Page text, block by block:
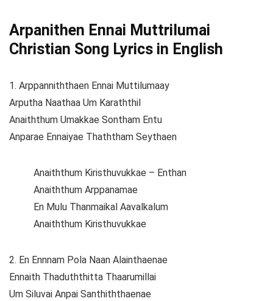
Arpanithen Ennai Muttrilumai
Christian Song Lyrics in English
1. Arppanniththaen Ennai Muttilumaay
Arputha Naathaa Um Karaththil
Anaiththum Umakkae Sontham Entu
Anparae Ennaiyae Thaththam Seythaen
Anaiththum Kiristhuvukkae – Enthan
Anaiththum Arppanamae
En Mulu Thanmaikal Aavalkalum
Anaiththum Kiristhuvukkae
2. En Ennnam Pola Naan Alainthaenae
Ennaith Thaduththitta Thaarumillai
Um Siluvai Anpai Santhiththaenae